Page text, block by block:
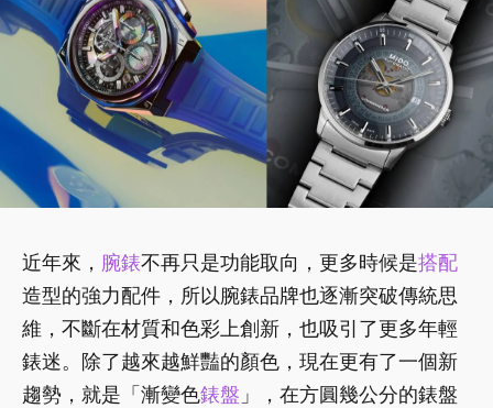
近年來， 腕錶不再只是功能取向，更多時候是搭配
造型的強力配件，所以腕錶品牌也逐漸突破傳統思
維，不斷在材質和色彩上創新，也吸引了更多年輕
錶迷。除了越來越鮮豔的顏色，現在更有了一個新
趨勢，就是「漸變色錶盤 」，在方圓幾公分的錶盤